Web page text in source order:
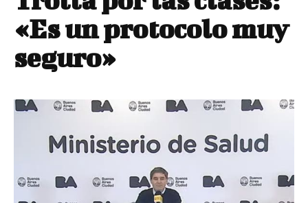
«Es un protocolo muy
seguro»